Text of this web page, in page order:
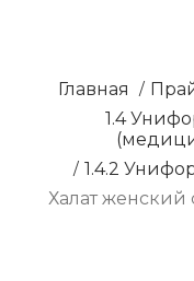
Главная /
1.4
/ 1.4.2
Халат